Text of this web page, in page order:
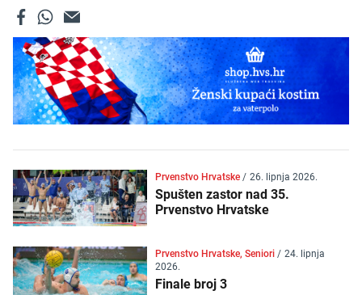
Prvenstvo Hrvatske/ 26. lipnja 2026.
Spušten zastor nad 35.
Prvenstvo Hrvatske
Prvenstvo Hrvatske, Seniori/ 24. lipnja
2026.
Finale broj 3